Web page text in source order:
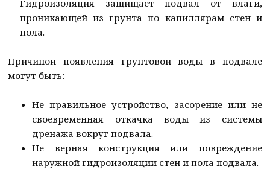
Гидроизоляция защищает подвал от влаги,
проникающей из грунта по капиллярам стен и
пола.
Причиной появления грунтовой воды в подвале
могут быть:
Не правильное устройство, засорение или не
своевременная откачка воды из системы
дренажа вокруг подвала.
Не верная конструкция или повреждение
наружной гидроизоляции стен и пола подвала.